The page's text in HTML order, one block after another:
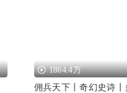
1864.4万
佣兵天下丨奇幻史诗丨